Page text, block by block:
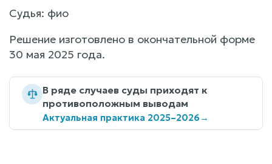
Судья: фио
Решение изготовлено в окончательной форме
30 мая 2025 года.
В ряде случаев суды приходят к
противоположным выводам
Актуальная практика 2025–2026→